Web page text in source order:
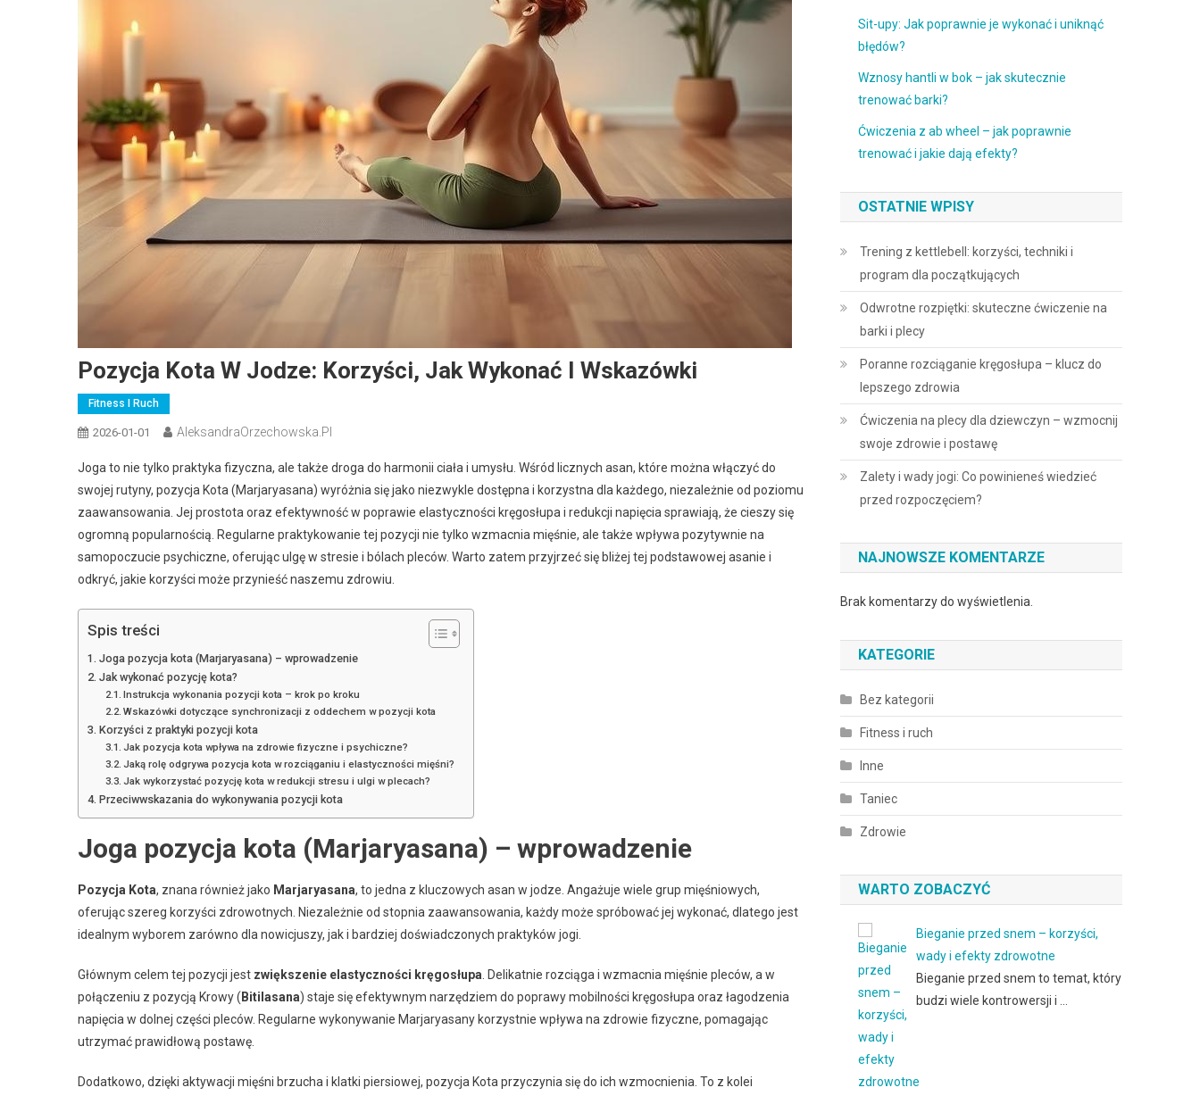
Pozycja Kota W Jodze: Korzyści, Jak Wykonać I Wskazówki
Fitness I Ruch
2026-01-01 AleksandraOrzechowska.pl
Joga to nie tylko praktyka fizyczna, ale także droga do harmonii ciała i umysłu. Wśród licznych asan, które można włączyć do
swojej rutyny, pozycja Kota (Marjaryasana) wyróżnia się jako niezwykle dostępna i korzystna dla każdego, niezależnie od poziomu
zaawansowania. Jej prostota oraz efektywność w poprawie elastyczności kręgosłupa i redukcji napięcia sprawiają, że cieszy się
ogromną popularnością. Regularne praktykowanie tej pozycji nie tylko wzmacnia mięśnie, ale także wpływa pozytywnie na
samopoczucie psychiczne, oferując ulgę w stresie i bólach pleców. Warto zatem przyjrzeć się bliżej tej podstawowej asanie i
odkryć, jakie korzyści może przynieść naszemu zdrowiu.
Spis treści
Joga pozycja kota (Marjaryasana) – wprowadzenie
Jak wykonać pozycję kota?
Instrukcja wykonania pozycji kota – krok po kroku
Wskazówki dotyczące synchronizacji z oddechem w pozycji kota
Korzyści z praktyki pozycji kota
Jak pozycja kota wpływa na zdrowie fizyczne i psychiczne?
Jaką rolę odgrywa pozycja kota w rozciąganiu i elastyczności mięśni?
Jak wykorzystać pozycję kota w redukcji stresu i ulgi w plecach?
Przeciwwskazania do wykonywania pozycji kota
Joga pozycja kota (Marjaryasana) – wprowadzenie
Pozycja Kota, znana również jako Marjaryasana, to jedna z kluczowych asan w jodze. Angażuje wiele grup mięśniowych,
oferując szereg korzyści zdrowotnych. Niezależnie od stopnia zaawansowania, każdy może spróbować jej wykonać, dlatego jest
idealnym wyborem zarówno dla nowicjuszy, jak i bardziej doświadczonych praktyków jogi.
Głównym celem tej pozycji jest zwiększenie elastyczności kręgosłupa . Delikatnie rozciąga i wzmacnia mięśnie pleców, a w
połączeniu z pozycją Krowy ( Bitilasana) staje się efektywnym narzędziem do poprawy mobilności kręgosłupa oraz łagodzenia
napięcia w dolnej części pleców. Regularne wykonywanie Marjaryasany korzystnie wpływa na zdrowie fizyczne, pomagając
utrzymać prawidłową postawę.
Dodatkowo, dzięki aktywacji mięśni brzucha i klatki piersiowej, pozycja Kota przyczynia się do ich wzmocnienia. To z kolei
Sit-upy: Jak poprawnie je wykonać i uniknąć
błędów?
Wznosy hantli w bok – jak skutecznie
trenować barki?
Ćwiczenia z ab wheel – jak poprawnie
trenować i jakie dają efekty?
OSTATNIE WPISY
Trening z kettlebell: korzyści, techniki i
program dla początkujących
Odwrotne rozpiętki: skuteczne ćwiczenie na
barki i plecy
Poranne rozciąganie kręgosłupa – klucz do
lepszego zdrowia
Ćwiczenia na plecy dla dziewczyn – wzmocnij
swoje zdrowie i postawę
Zalety i wady jogi: Co powinieneś wiedzieć
przed rozpoczęciem?
NAJNOWSZE KOMENTARZE
Brak komentarzy do wyświetlenia.
KATEGORIE
Bez kategorii
Fitness i ruch
Inne
Taniec
Zdrowie
WARTO ZOBACZYĆ
Bieganie przed snem – korzyści,
wady i efekty zdrowotne
Bieganie przed snem to temat, który
budzi wiele kontrowersji i …